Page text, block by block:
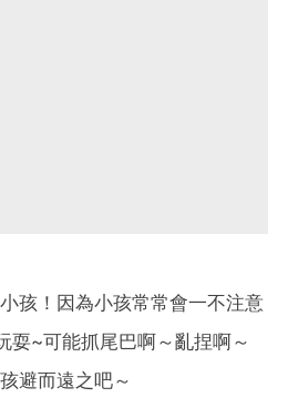
孩！因為小孩常常會一不注意
耍~可能抓尾巴啊～亂捏啊～
避而遠之吧～